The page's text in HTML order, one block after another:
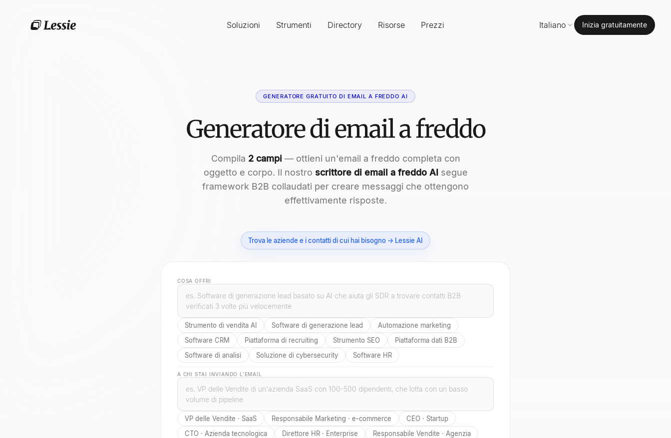
Soluzioni Strumenti Directory Risorse Prezzi Italiano Inizia gratuitamente
GENERATORE GRATUITO DI EMAIL A FREDDO AI
Generatore di email a freddo
Compila 2 campi— ottieni un'email a freddo completa con
oggetto e corpo. Il nostro scrittore di email a freddo AI segue
framework B2B collaudati per creare messaggi che ottengono
effettivamente risposte.
Trova le aziende e i contatti di cui hai bisogno → Lessie AI
COSA OFFRI
Strumento di vendita AI Software di generazione lead
Automazione marketing
Software CRM
Piattaforma di recruiting Strumento SEO
Piattaforma dati B2B
Software di analisi
Soluzione di cybersecurity Software HR
A CHI STAI INVIANDO L'EMAIL
VP delle Vendite · SaaS Responsabile Marketing · e-commerce
CEO · Startup
CTO · Azienda tecnologica
Direttore HR · Enterprise
Responsabile Vendite · Agenzia